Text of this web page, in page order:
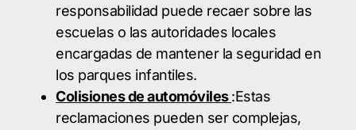
responsabilidad puede recaer sobre las
escuelas o las autoridades locales
encargadas de mantener la seguridad en
los parques infantiles.
Colisiones de automóviles :Estas
reclamaciones pueden ser complejas,